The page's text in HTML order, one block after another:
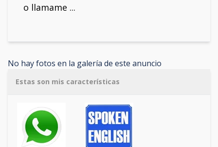
o llamame ...
No hay fotos en la galería de este anuncio
Estas son mis características